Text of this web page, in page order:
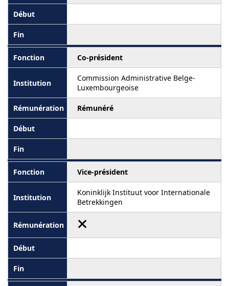
Co-président
Commission Administrative Belge-
Luxembourgeoise
Rémunéré
Vice-président
Koninklijk Instituut voor Internationale
Betrekkingen